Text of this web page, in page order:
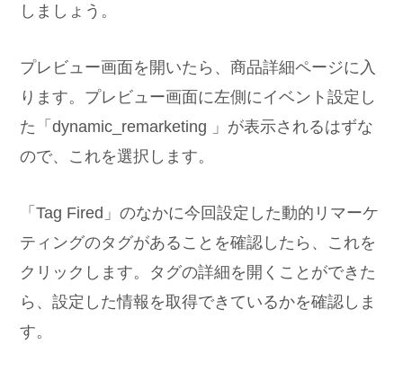
しましょう。
プレビュー画面を開いたら、商品詳細ページに入
ります。プレビュー画面に左側にイベント設定し
た「dynamic_remarketing 」が表示されるはずな
ので、これを選択します。
「Tag Fired」のなかに今回設定した動的リマーケ
ティングのタグがあることを確認したら、これを
クリックします。タグの詳細を開くことができた
ら、設定した情報を取得できているかを確認しま
す。